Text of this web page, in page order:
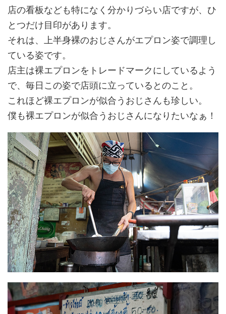
店の看板なども特になく分かりづらい店ですが、ひ
とつだけ目印があります。
それは、上半身裸のおじさんがエプロン姿で調理し
ている姿です。
店主は裸エプロンをトレードマークにしているよう
で、毎日この姿で店頭に立っているとのこと。
これほど裸エプロンが似合うおじさんも珍しい。
僕も裸エプロンが似合うおじさんになりたいなぁ！